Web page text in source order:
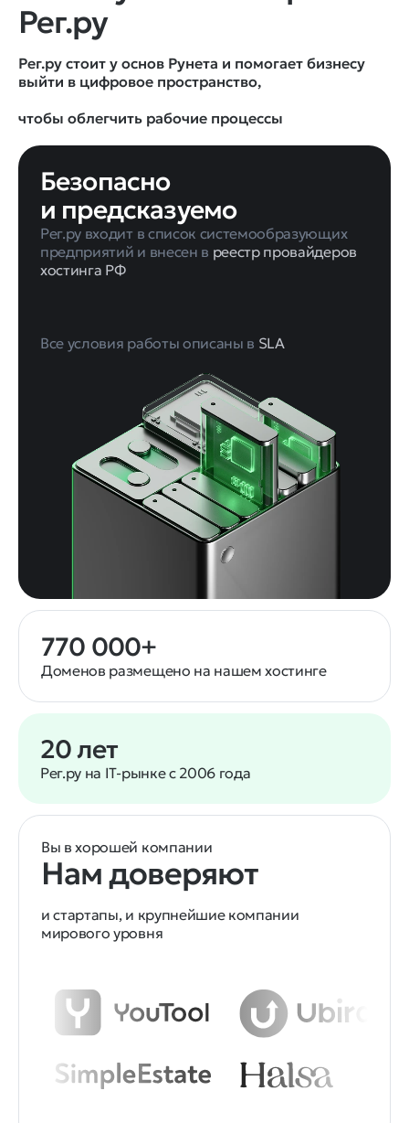
Рег.ру
Рег.ру стоит у основ Рунета и помогает бизнесу
выйти в цифровое пространство,
Безопасно
и предсказуемо
Рег.ру входит в список системообразующих
предприятий и внесен в реестр провайдеров
хостинга РФ
Все условия работы описаны в SLA
20 лет
Рег.ру на IT-рынке с 2006 года
770 000+
Доменов размещено на нашем хостинге
Вы в хорошей компании
Нам доверяют
и стартапы, и крупнейшие компании
мирового уровня